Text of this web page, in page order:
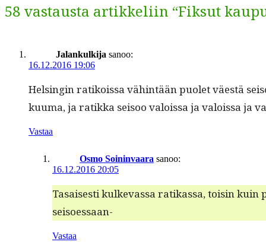
58 vastausta artikkeliin “Fiksut
Jalankulkija sanoo:
16.12.2016 19:06
Helsin­gin ratikois­sa vähin­tään puo­let väestä
kuuma, ja ratik­ka seisoo val­ois­sa ja val­ois­sa ja
Vastaa
Osmo Soininvaara sanoo:
16.12.2016 20:05
Tasais­es­ti kulkevas­sa ratikas­sa, toisin
seisoessaan-
Vastaa